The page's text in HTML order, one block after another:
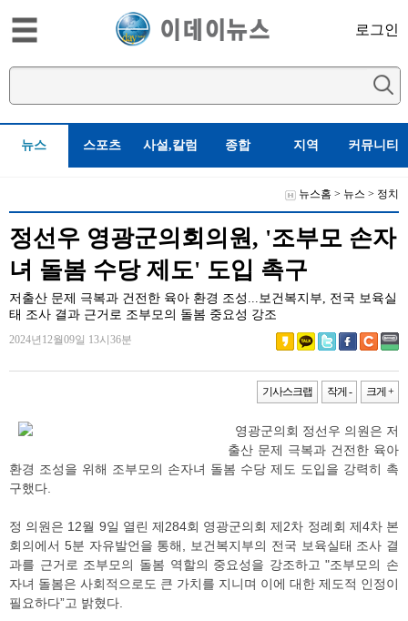
로그인
뉴스 스포츠 사설,칼럼 종합 지역 커뮤니티
뉴스홈 > 뉴스 > 정치
정선우 영광군의회의원, '조부모 손자
녀 돌봄 수당 제도' 도입 촉구
저출산 문제 극복과 건전한 육아 환경 조성...보건복지부, 전국 보육실
태 조사 결과 근거로 조부모의 돌봄 중요성 강조
2024년12월09일 13시36분
기사스크랩 작게 - 크게 +
영광군의회 정선우 의원은 저
출산 문제 극복과 건전한 육아
환경 조성을 위해 조부모의 손자녀 돌봄 수당 제도 도입을 강력히 촉
구했다.
정 의원은 12월 9일 열린 제284회 영광군의회 제2차 정례회 제4차 본
회의에서 5분 자유발언을 통해, 보건복지부의 전국 보육실태 조사 결
과를 근거로 조부모의 돌봄 역할의 중요성을 강조하고 "조부모의 손
자녀 돌봄은 사회적으로도 큰 가치를 지니며 이에 대한 제도적 인정이
필요하다”고 밝혔다.